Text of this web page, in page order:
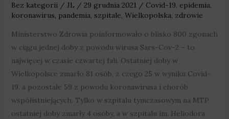
Bez kategorii/ JL / 29 grudnia 2021 / Covid-19, epidemia,
koronawirus, pandemia, szpitale, Wielkopolska, zdrowie
Ministerstwo Zdrowia poinformowało o blisko 800 zgonach
w ciągu jednej doby z powodu wirusa Sars-Cov-2 – to
najwięcej w czasie czwartej fali. Ostatniej doby w
Wielkopolsce zmarło 81 osób, z czego 25 w wyniku Covid-
19, a pozostałe 59 z powodu koronawirusa i chorób
współistniejących. Tylko w szpitalu tymczasowym na MTP
ostatniej doby zmarły 4 osoby, a w szpitalu im. Heliodora